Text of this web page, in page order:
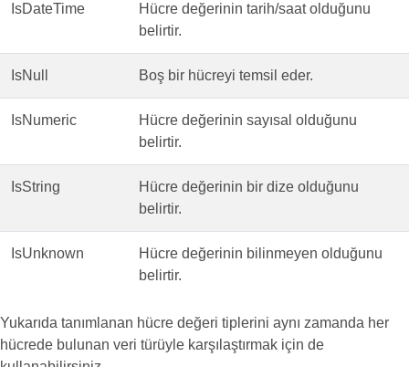
IsDateTime
Hücre değerinin tarih/saat olduğunu
belirtir.
IsNull Boş bir hücreyi temsil eder.
IsNumeric
Hücre değerinin sayısal olduğunu
belirtir.
IsString
Hücre değerinin bir dize olduğunu
belirtir.
IsUnknown
Hücre değerinin bilinmeyen olduğunu
belirtir.
Yukarıda tanımlanan hücre değeri tiplerini aynı zamanda her
hücrede bulunan veri türüyle karşılaştırmak için de